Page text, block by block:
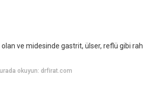
ve midesinde gastrit, ülser, reflü gibi
okuyun: drfirat.com